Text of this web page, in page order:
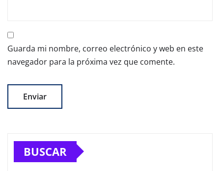
Guarda mi nombre, correo electrónico y web en este
navegador para la próxima vez que comente.
BUSCAR